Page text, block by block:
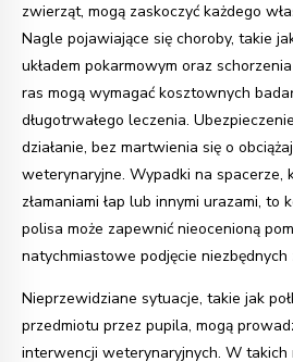
zwierząt, mogą zaskoczyć każdego
Nagle pojawiające się choroby, takie
układem pokarmowym oraz
ras mogą wymagać kosztownych
długotrwałego leczenia.
działanie, bez martwienia się o
weterynaryjne. Wypadki na spacerze,
złamaniami łap lub innymi urazami, to
polisa może zapewnić nieocenioną
natychmiastowe podjęcie
Nieprzewidziane sytuacje, takie jak
przedmiotu przez pupila, mogą
interwencji weterynaryjnych. W takich